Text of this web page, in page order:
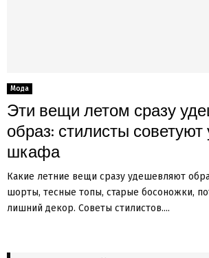
Мода
Эти вещи летом сразу
образ: стилисты советуют
шкафа
Какие летние вещи сразу удешевляют
шорты, тесные топы, старые босоножки,
лишний декор. Советы стилистов....